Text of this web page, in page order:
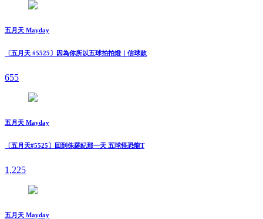
五月天 Mayday
〔五月天 #5525〕因為你所以五球拍拍燈｜信球款
655
五月天 Mayday
〔五月天#5525〕回到侏羅紀那一天 五球怪恐龍T
1,225
五月天 Mayday